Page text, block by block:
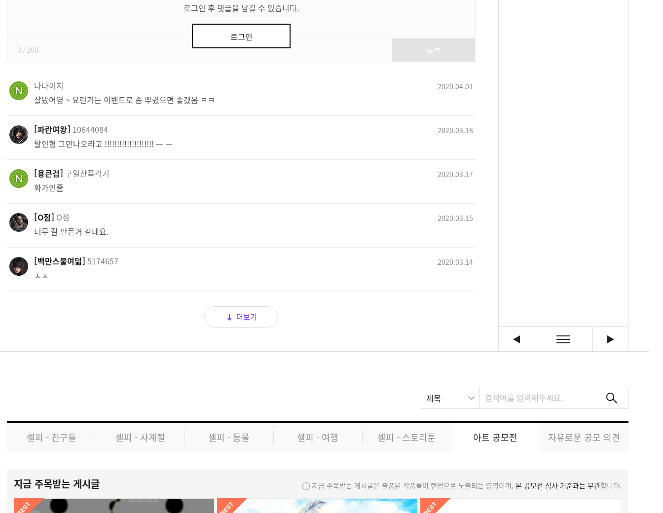
로그인 후 댓글을 남길 수 있습니다.
로그인
0 / 200
나나이치 2020.04.01
잘봤어영 ~ 요런거는 이벤트로 좀 뿌렸으면 좋겠음 ㅋㅋ
파란여왕 10644084 2020.03.18
탈인형 그만나오라고 !!!!!!!!!!!!!!!!!!!! ㅡ ㅡ
용큰검 구일산폭격기 2020.03.17
화가인줄
O점 O점 2020.03.15
너무 잘 만든거 같네요.
백만스물여덟 5174657 2020.03.14
ㅊㅊ
더보기
리
스
색
제목
셀피 - 친구들 셀피 - 사계절 셀피 - 동물 셀피 - 여행 셀피 - 스토리툰 아트 공모전 자유로운 공모 의견
지금 주목받는 게시글 지금 주목받는 게시글은 출품된 작품들이 랜덤으로 노출되는 영역이며, 본 공모전 심사 기준과는 무관합니다.